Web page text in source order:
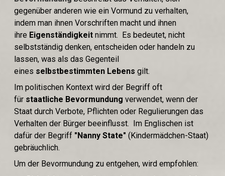
gegenüber anderen wie ein Vormund zu verhalten,
indem man ihnen Vorschriften macht und ihnen
ihre Eigenständigkeit nimmt. Es bedeutet, nicht
selbstständig denken, entscheiden oder handeln zu
lassen, was als das Gegenteil
eines selbstbestimmten Lebens gilt.
Im politischen Kontext wird der Begriff oft
für staatliche Bevormundung verwendet, wenn der
Staat durch Verbote, Pflichten oder Regulierungen das
Verhalten der Bürger beeinflusst. Im Englischen ist
dafür der Begriff "Nanny State" (Kindermädchen-Staat)
gebräuchlich.
Um der Bevormundung zu entgehen, wird empfohlen: